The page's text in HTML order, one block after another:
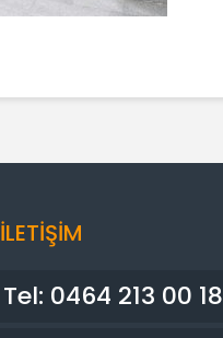
İLETİŞİM
Tel: 0464 213 00 18